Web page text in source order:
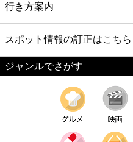
行き方案内
スポット情報の訂正はこちら
ジャンルでさがす